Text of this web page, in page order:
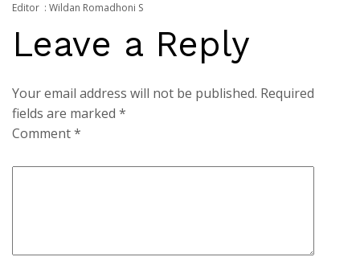
Editor : Wildan Romadhoni S
Leave a Reply
Your email address will not be published. Required
fields are marked *
Comment*